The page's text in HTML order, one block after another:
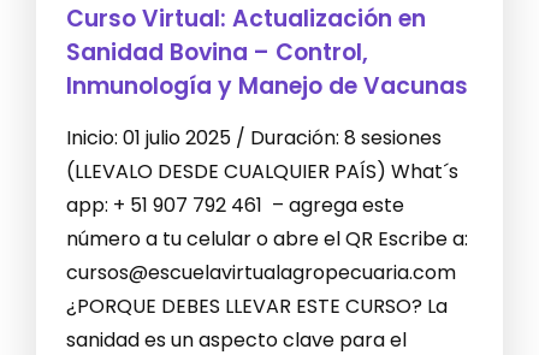
Curso Virtual: Actualización en
Sanidad Bovina – Control,
Inmunología y Manejo de Vacunas
Inicio: 01 julio 2025 / Duración: 8 sesiones
(LLEVALO DESDE CUALQUIER PAÍS) What´s
app: + 51 907 792 461 – agrega este
número a tu celular o abre el QR Escribe a:
cursos@escuelavirtualagropecuaria.com
¿PORQUE DEBES LLEVAR ESTE CURSO? La
sanidad es un aspecto clave para el